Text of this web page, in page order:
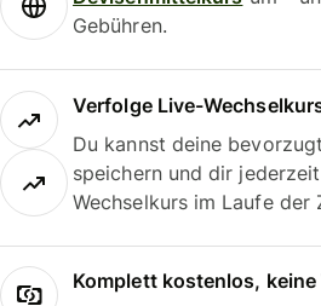
Gebühren.
Verfolge Live-
Du kannst deine
speichern und dir
Wechselkurs im Laufe der
Komplett kostenlos, keine